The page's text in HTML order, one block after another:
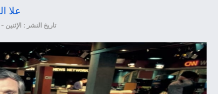
علا
تاريخ النشر : الإثنين - 11-5-2026 - 12:54 PM